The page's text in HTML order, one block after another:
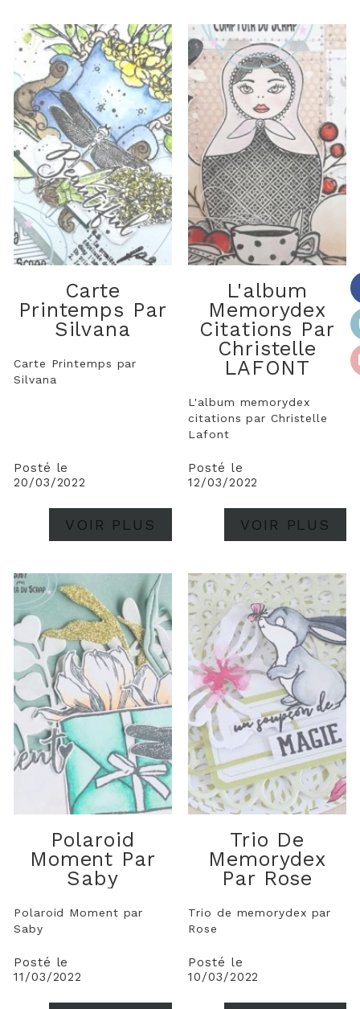
Carte
Printemps Par
Silvana
Carte Printemps par
Silvana
Posté le
20/03/2022
VOIR PLUS
L'album
Memorydex
Citations Par
Christelle
LAFONT
L'album memorydex
citations par Christelle
Lafont
Posté le
12/03/2022
VOIR PLUS
Polaroid
Moment Par
Saby
Polaroid Moment par
Saby
Posté le
11/03/2022
Trio De
Memorydex
Par Rose
Trio de memorydex par
Rose
Posté le
10/03/2022